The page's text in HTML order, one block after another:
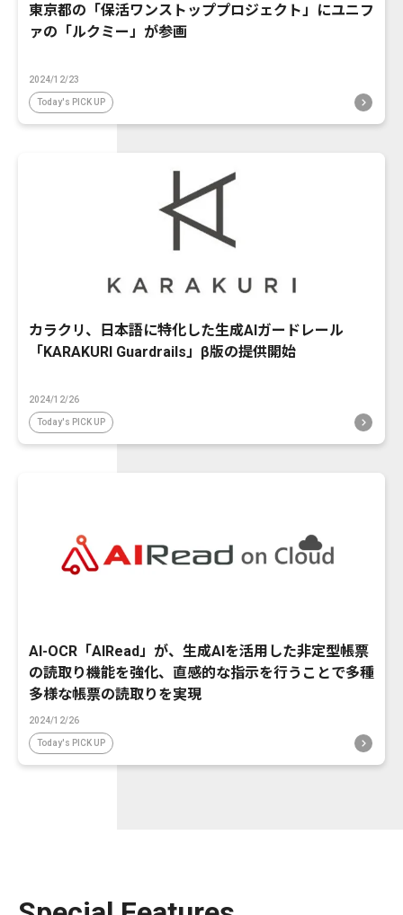
東京都の「保活ワンストッププロジェクト」にユニフ
ァの「ルクミー」が参画
2024/12/23
Today's PICK UP
カラクリ、日本語に特化した生成AIガードレール
「KARAKURI Guardrails」β版の提供開始
2024/12/26
Today's PICK UP
AI-OCR「AIRead」が、生成AIを活用した非定型帳票
の読取り機能を強化、直感的な指示を行うことで多種
多様な帳票の読取りを実現
2024/12/26
Today's PICK UP